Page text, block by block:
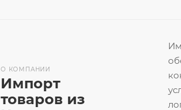
О КОМПАНИИ
Импорт
товаров из